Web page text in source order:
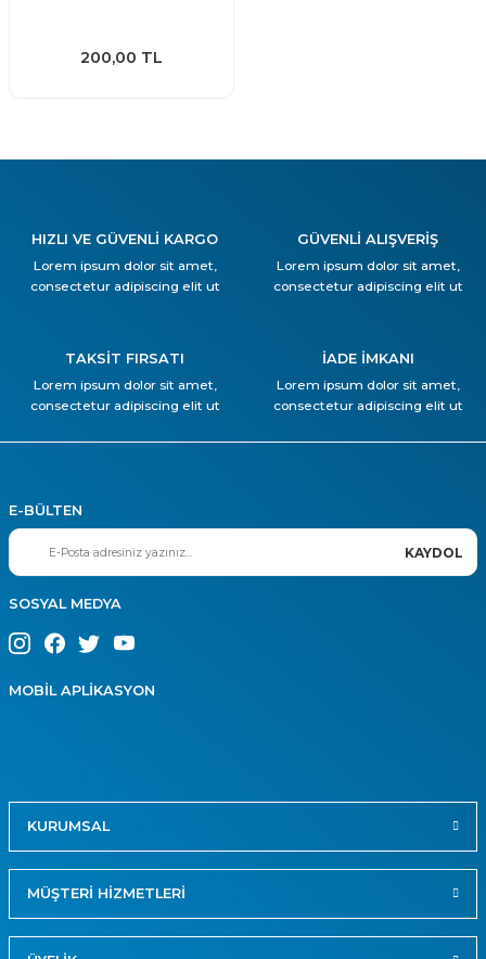
200,00 TL
HIZLI VE GÜVENLİ KARGO
Lorem ipsum dolor sit amet,
consectetur adipiscing elit ut
GÜVENLİ ALIŞVERİŞ
Lorem ipsum dolor sit amet,
consectetur adipiscing elit ut
TAKSİT FIRSATI
Lorem ipsum dolor sit amet,
consectetur adipiscing elit ut
İADE İMKANI
Lorem ipsum dolor sit amet,
consectetur adipiscing elit ut
E-BÜLTEN
KAYDOL
SOSYAL MEDYA
MOBİL APLİKASYON
KURUMSAL
MÜŞTERİ HİZMETLERİ